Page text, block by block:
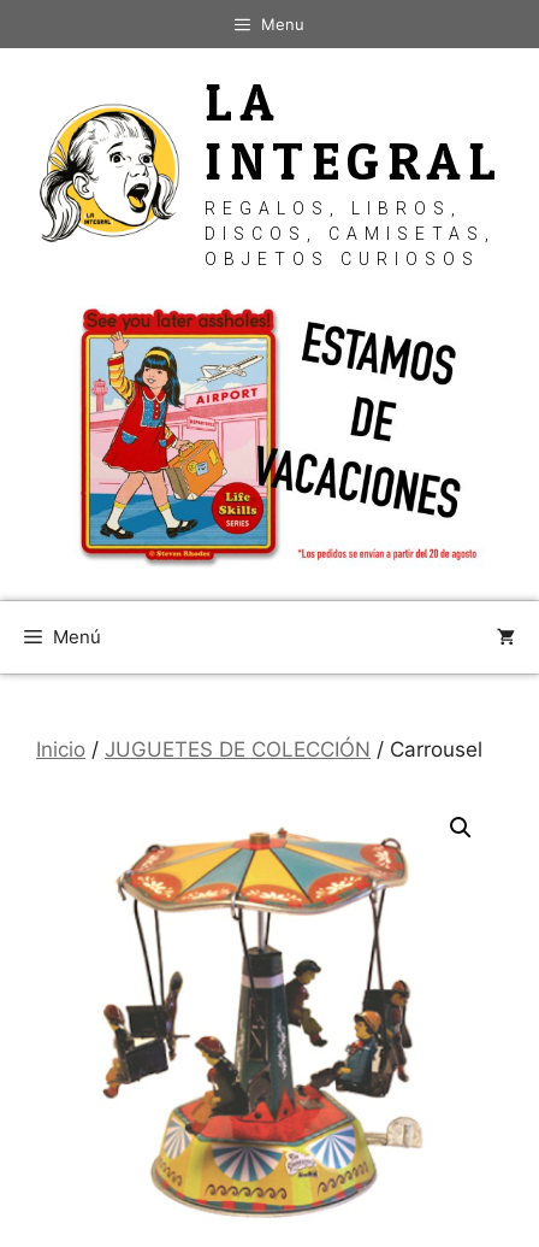
al
Menu
LA
INTEGRAL
REGALOS, LIBROS,
DISCOS, CAMISETAS,
OBJETOS CURIOSOS
Menú
Inicio / JUGUETES DE COLECCIÓN / Carrousel